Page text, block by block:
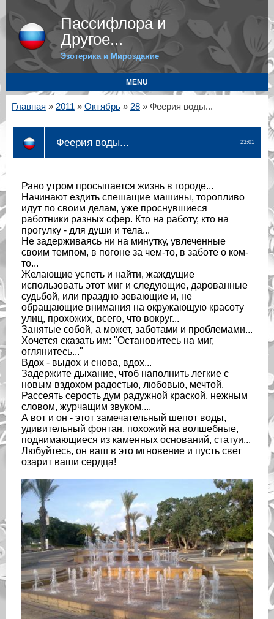
Пассифлора и
Другое...
Эзотерика и Мироздание
MENU
Главная » 2011 » Октябрь » 28» Феерия воды...
23:01
Феерия воды...
Рано утром просыпается жизнь в городе...
Начинают ездить спешащие машины, торопливо
идут по своим делам, уже проснувшиеся
работники разных сфер. Кто на работу, кто на
прогулку - для души и тела...
Не задерживаясь ни на минутку, увлеченные
своим темпом, в погоне за чем-то, в заботе о ком-
то...
Желающие успеть и найти, жаждущие
использовать этот миг и следующие, дарованные
судьбой, или праздно зевающие и, не
обращающие внимания на окружающую красоту
улиц, прохожих, всего, что вокруг...
Занятые собой, а может, заботами и проблемами...
Хочется сказать им: "Остановитесь на миг,
оглянитесь..."
Вдох - выдох и снова, вдох...
Задержите дыхание, чтоб наполнить легкие с
новым вздохом радостью, любовью, мечтой.
Рассеять серость дум радужной краской, нежным
словом, журчащим звуком....
А вот и он - этот замечательный шепот воды,
удивительный фонтан, похожий на волшебные,
поднимающиеся из каменных оснований, статуи...
Любуйтесь, он ваш в это мгновение и пусть свет
озарит ваши сердца!